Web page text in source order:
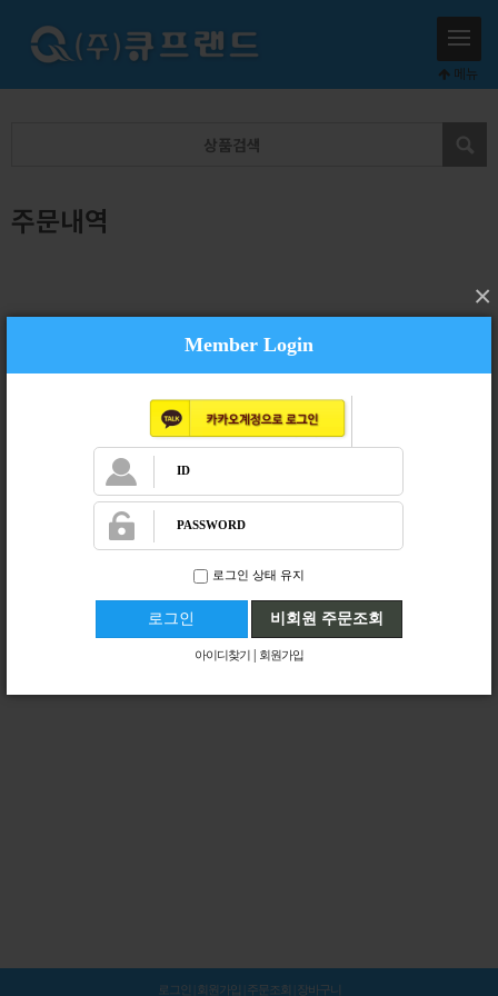
×
로그인 회원가입 주문조회 장바구니
메뉴
주문내역